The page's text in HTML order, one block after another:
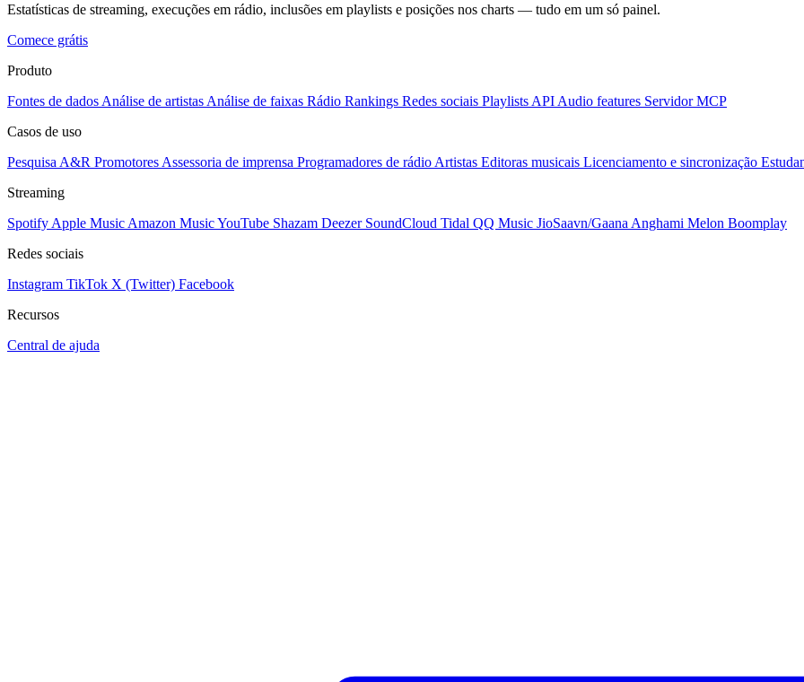
Estatísticas de streaming, execuções em rádio, inclusões em playlists e posições nos charts — tudo em um só painel.
Comece grátis
Produto
Fontes de dados Análise de artistas Análise de faixas Rádio Rankings Redes sociais Playlists API Audio features Servidor MCP
Casos de uso
Pesquisa A&R Promotores Assessoria de imprensa Programadores de rádio Artistas Editoras musicais Licenciamento e sincronização
Streaming
Spotify Apple Music Amazon MusicYouTube Shazam Deezer SoundCloud Tidal QQ Music JioSaavn/Gaana Anghami Melon Boomplay
Redes sociais
Instagram TikTok X (Twitter) Facebook
Recursos
Central de ajuda